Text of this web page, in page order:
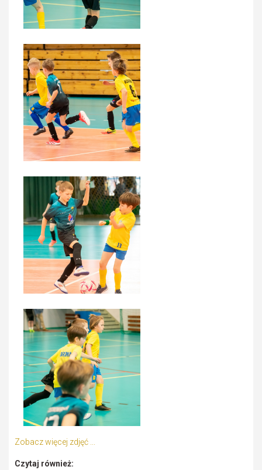
Zobacz więcej zdjęć ...
Czytaj również: